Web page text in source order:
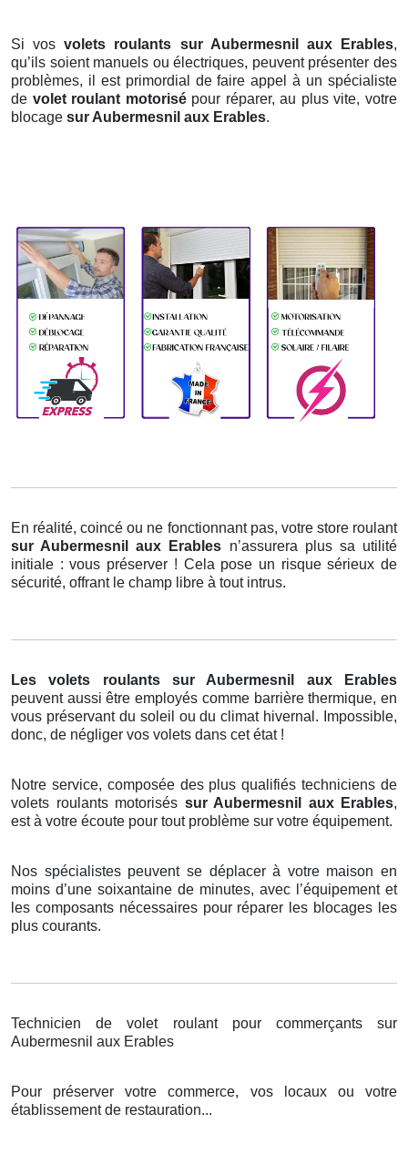
Si vosvolets roulants sur Aubermesnil aux Erables,
qu’ils soient manuels ou électriques, peuvent présenter des
problèmes, il est primordial de faire appel à un spécialiste
de volet roulant motorisépour réparer, au plus vite, votre
blocage sur Aubermesnil aux Erables.
En réalité, coincé ou ne fonctionnant pas, votre store roulant
sur Aubermesnil aux Erables n’assurera plus sa utilité
initiale : vous préserver ! Cela pose un risque sérieux de
sécurité, offrant le champ libre à tout intrus.
Les volets roulants
sur Aubermesnil aux Erables
peuvent aussi être employés comme barrière thermique, en
vous préservant du soleil ou du climat hivernal. Impossible,
donc, de négliger vos volets dans cet état !
Notre service, composée des plus qualifiés techniciens de
volets roulants motorisés sur Aubermesnil aux Erables,
est à votre écoute pour tout problème sur votre équipement.
Nos spécialistes peuvent se déplacer à votre maison en
moins d’une soixantaine de minutes, avec l’équipement et
les composants nécessaires pour réparer les blocages les
plus courants.
Technicien de volet roulant pour commerçants sur
Aubermesnil aux Erables
Pour préserver votre commerce, vos locaux ou votre
établissement de restauration...